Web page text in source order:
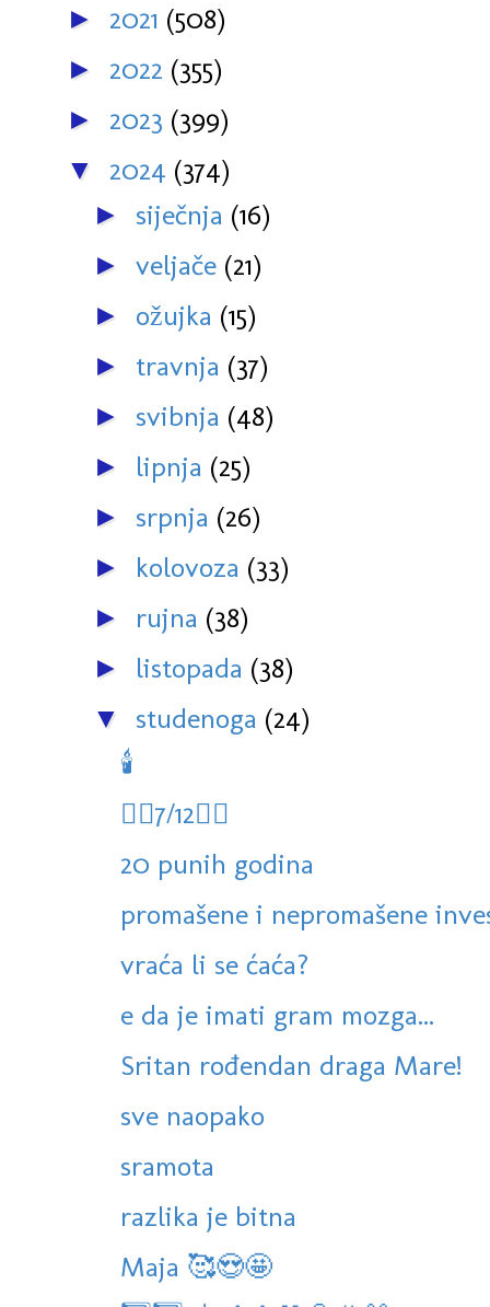
► 2021 (508)
► 2022 (355)
► 2023 (399)
▼ 2024 (374)
► siječnja (16)
► veljače (21)
► ožujka (15)
► travnja (37)
► svibnja (48)
► lipnja (25)
► srpnja (26)
► kolovoza (33)
► rujna (38)
► listopada (38)
▼ studenoga (24)
🕯
🏊‍♀️7/12🏊‍♀️
20 punih godina
promašene i nepromašene
vraća li se ćaća?
e da je imati gram mozga...
Sritan rođendan draga Mare!
sve naopako
sramota
razlika je bitna
Maja 🥰😍🤩